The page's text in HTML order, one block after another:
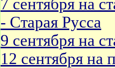
7 сентября на
- Старая Русса
9 сентября на
12 сентября на